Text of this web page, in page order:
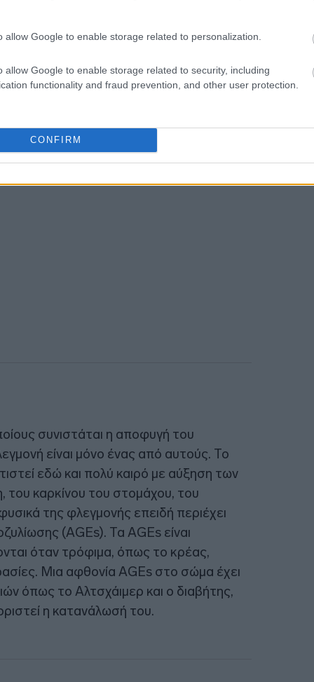
allow Google to enable storage related to personalization.
allow Google to enable storage related to security, including
functionality and fraud prevention, and other user protection.
CONFIRM
υδατάνθρακες θα πρέπει επίσης
η φλεγμονή. Έχει φανεί ότι κατά την
το σώμα παράγει ινσουλίνη για να
με την πάροδο του χρόνου, η
γίνεται μη ελεγχόμενη. Έτσι το
ποσότητα για να ολοκληρωθεί η
συνιστάται η αποφυγή του
είναι μόνο ένας από αυτούς. Το
εδώ και πολύ καιρό με αύξηση των
καρκίνου του στομάχου, του
της φλεγμονής επειδή περιέχει
(AGEs). Τα AGEs είναι
όταν τρόφιμα, όπως το κρέας,
Μια αφθονία AGEs στο σώμα έχει
όπως το Αλτσχάιμερ και ο διαβήτης,
η κατανάλωσή του.
14:11